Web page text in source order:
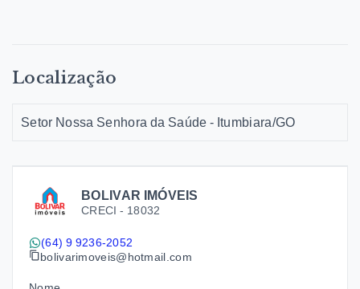
BOLIVAR IMÓVEIS
CRECI - 18032
(64) 9 9236-2052
bolivarimoveis@hotmail.com
Localização
Setor Nossa Senhora da Saúde - Itumbiara/GO